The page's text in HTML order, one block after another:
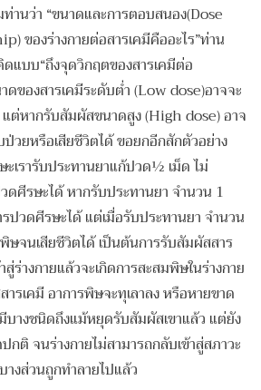
านว่า “ขนาดและการตอบสนอง(Dose
ของร่างกายต่อสารเคมีคืออะไร”ท่าน
แบบ“ถึงจุดวิกฤตของสารเคมีต่อ
ดของสารเคมีระดับต่ำ (Low dose)อาจจะ
ต่หากรับสัมผัสขนาดสูง (High dose) อาจ
วยหรือเสียชีวิตได้ ขอยกอีกสักตัวอย่าง
เรารับประทานยาแก้ปวด½ เม็ด ไม่
ดศีรษะได้ หากรับประทานยา จำนวน 1
รปวดศีรษะได้ แต่เมื่อรับประทานยา จำนวน
ษจนเสียชีวิตได้ เป็นต้นการรับสัมผัสสาร
สู่ร่างกายแล้วจะเกิดการสะสมพิษในร่างกาย
รเคมี อาการพิษจะทุเลาลง หรือหายขาด
บางชนิดถึงแม้หยุดรับสัมผัสเขาแล้ว แต่ยัง
กติ จนร่างกายไม่สามารถกลับเข้าสู่สภาวะ
างส่วนถูกทำลายไปแล้ว